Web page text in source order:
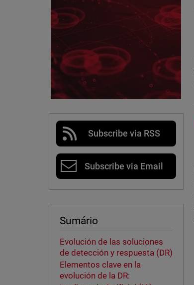
Subscribe via RSS
Subscribe via Email
Sumário
Evolución de las soluciones
de detección y respuesta (DR)
Elementos clave en la
evolución de la DR: